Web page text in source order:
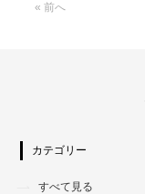
« 前へ
カテゴリー
すべて見る